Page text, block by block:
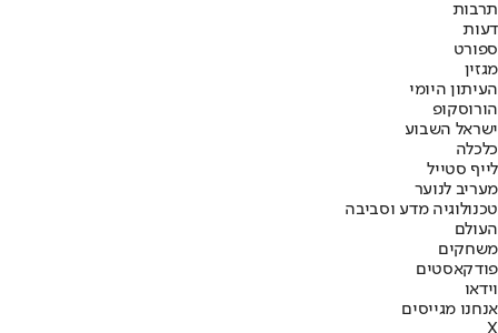
תרבות
דעות
ספורט
מגזין
העיתון היומי
הורוסקופ
ישראל השבוע
כלכלה
לייף סטייל
מעריב לנוער
טכנולוגיה מדע וסביבה
העולם
משחקים
פודקאסטים
וידאו
אנחנו מגייסים